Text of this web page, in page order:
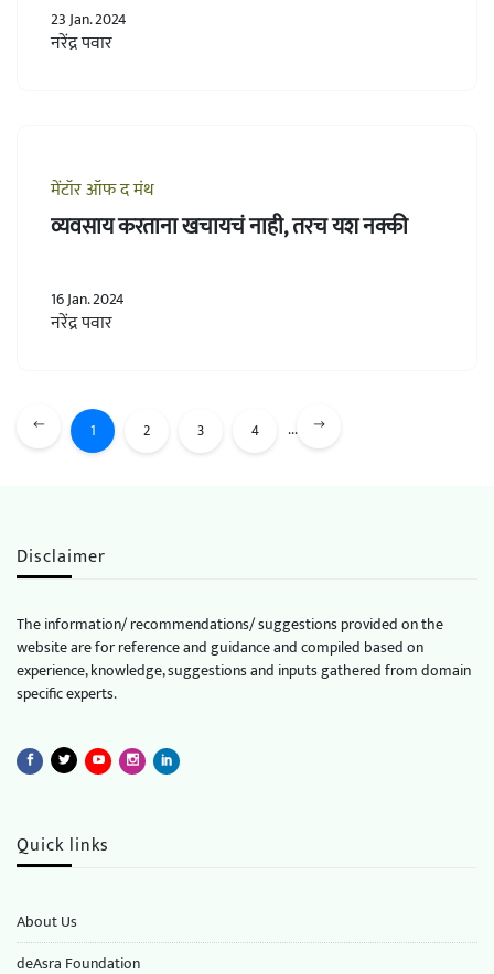
23 Jan. 2024
नरेंद्र पवार
मेंटॉर ऑफ द मंथ
व्यवसाय करताना खचायचं नाही, तरच यश नक्की
16 Jan. 2024
नरेंद्र पवार
1 2 3 4 ...
Disclaimer
The information/ recommendations/ suggestions provided on the
website are for reference and guidance and compiled based on
experience, knowledge, suggestions and inputs gathered from domain
specific experts.
Quick links
About Us
deAsra Foundation